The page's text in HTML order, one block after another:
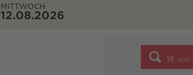
MITTWOCH
12.08.2026
15 von